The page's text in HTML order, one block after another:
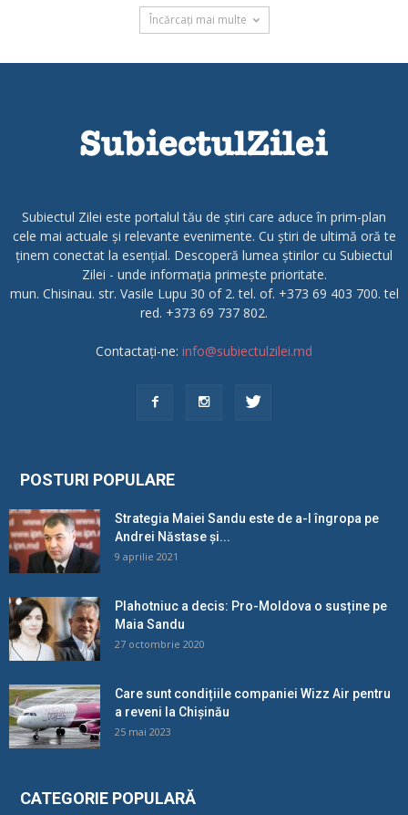
Încărcați mai multe
Subiectul Zilei este portalul tău de știri care aduce în prim-plan
cele mai actuale și relevante evenimente. Cu știri de ultimă oră te
ținem conectat la esențial. Descoperă lumea știrilor cu Subiectul
Zilei - unde informația primește prioritate.
mun. Chisinau. str. Vasile Lupu 30 of 2. tel. of. +373 69 403 700. tel
red. +373 69 737 802.
Contactați-ne: info@subiectulzilei.md
POSTURI POPULARE
Strategia Maiei Sandu este de a-l îngropa pe
Andrei Năstase și...
9 aprilie 2021
Plahotniuc a decis: Pro-Moldova o susține pe
Maia Sandu
27 octombrie 2020
Care sunt condițiile companiei Wizz Air pentru
a reveni la Chișinău
25 mai 2023
CATEGORIE POPULARĂ